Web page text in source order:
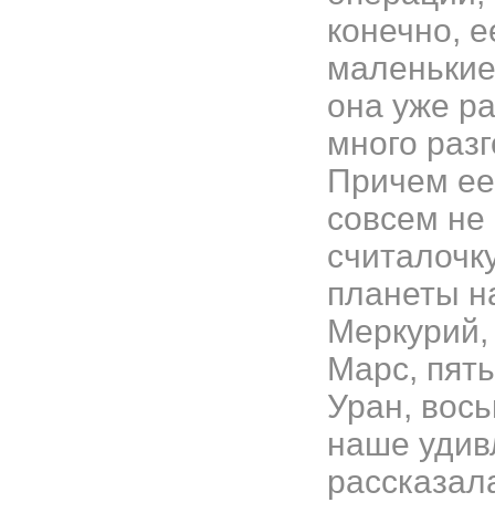
конечно,
она уже
много
Причем
совсем
планеты
Марс,
Уран,
наше